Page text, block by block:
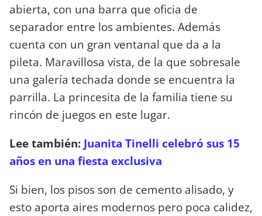
abierta, con una barra que oficia de
separador entre los ambientes. Además
cuenta con un gran ventanal que da a la
pileta. Maravillosa vista, de la que sobresale
una galería techada donde se encuentra la
parrilla. La princesita de la familia tiene su
rincón de juegos en este lugar.
Lee también: Juanita Tinelli celebró sus 15
años en una fiesta exclusiva
Si bien, los pisos son de cemento alisado, y
esto aporta aires modernos pero poca calidez,